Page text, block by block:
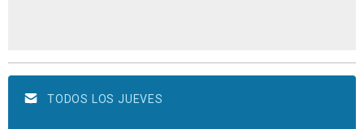
TODOS LOS JUEVES